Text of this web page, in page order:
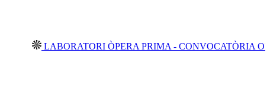
LABORATORI ÒPERA PRIMA - CONVOCATÒRIA OBERTA